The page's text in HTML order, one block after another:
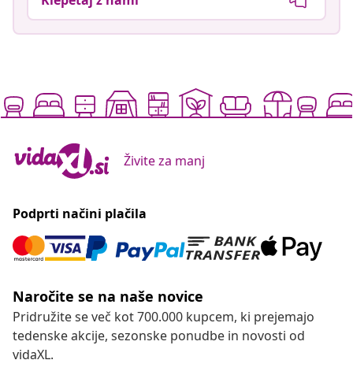
Živite za manj
Podprti načini plačila
Naročite se na naše novice
Pridružite se več kot 700.000 kupcem, ki prejemajo
tedenske akcije, sezonske ponudbe in novosti od
vidaXL.